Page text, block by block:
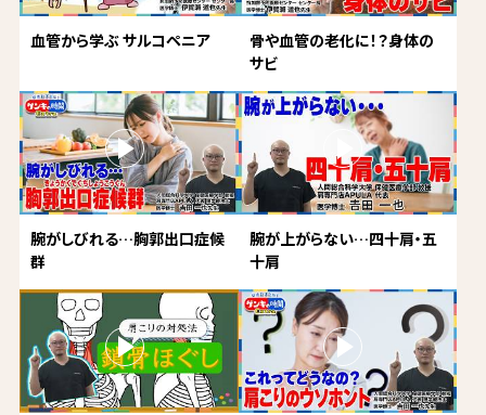
血管から学ぶ サルコペニア
骨や血管の老化に！？身体の
サビ
腕がしびれる…胸郭出口症候
群
腕が上がらない…四十肩・五
十肩